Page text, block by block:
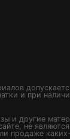
и при
и другие
не
продаже